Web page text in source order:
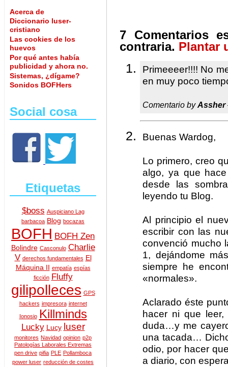
Acerca de
Diccionario luser-
cristiano
Las cookies de los
huevos
Por qué antes había
publicidad y ahora no.
Sistemas, ¿dígame?
Sonidos BOFHers
Social cosa
Etiquetas
$boss Auspiciano Lag
barbacoa Blog bocazas
BOFH BOFH Zen
Bolindre Casconulo Charlie
V derechos fundamentales El
Máquina II empatía espías
ficción
Fluffy
gilipolleces GPS
hackers impresora internet
Ionosio Killminds
Lucky Lucy luser
monitores Navidad opinion p2p
Patologías Laborales Extremas
pen drive pifia PLE Pollamboca
power luser reducción de costes
7 Comentarios
contraria. Plantar
Primeeeer!!!! No
en muy poco
Comentario byAssher
Buenas Wardog,
Lo primero, creo
algo, ya que
desde las
leyendo tu Blog.
Al principio el
escribir con las
convenció mucho
1, dejándome
siempre he
«normales».
Aclarado éste
hacer ni que
duda…y me
una tacada…
odio, por hacer
a diario, con